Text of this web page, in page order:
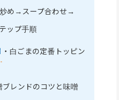
め→スープ合わせ→
ップ手順
・白ごまの定番トッピン
レンドのコツと味噌